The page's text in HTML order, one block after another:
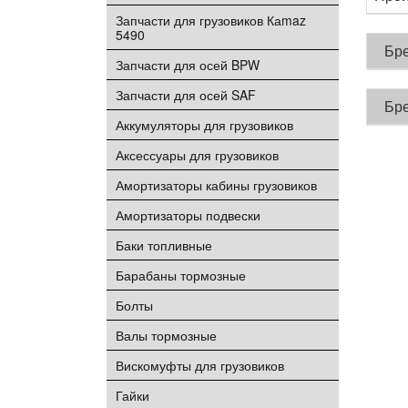
Запчасти для грузовиков Каmaz
5490
Запчасти для осей BPW
Запчасти для осей SAF
Аккумуляторы для грузовиков
Аксессуары для грузовиков
Амортизаторы кабины грузовиков
Амортизаторы подвески
Баки топливные
Барабаны тормозные
Болты
Валы тормозные
Вискомуфты для грузовиков
Гайки